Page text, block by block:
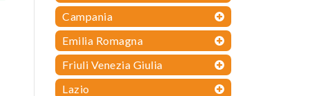
Campania
Emilia Romagna
Friuli Venezia Giulia
Lazio